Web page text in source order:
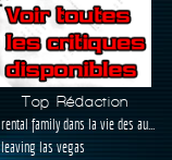
Top Rédaction
rental family dans la vie des au...
leaving las vegas